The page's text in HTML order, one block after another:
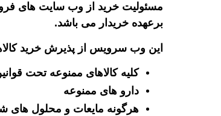
مسئولیت خرید از وب سایت های
برعهده خریدار می باشد.
این وب سرویس از پذیرش خرید
کلیه کالاهای ممنوعه تحت
دارو های ممنوعه
هرگونه مایعات و محلول های